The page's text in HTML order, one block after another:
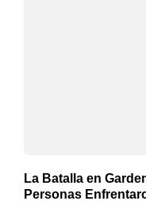
La Batalla en
Personas